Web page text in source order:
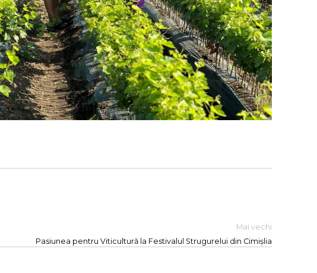
Mai vechi
Pasiunea pentru Viticultură la Festivalul Strugurelui din Cimișlia